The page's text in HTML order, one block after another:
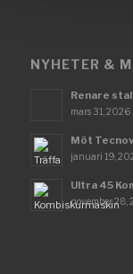
NYHETER &
Renare
mars 31, 2026
Möt
januari 19,
Ultra 45
november 28,